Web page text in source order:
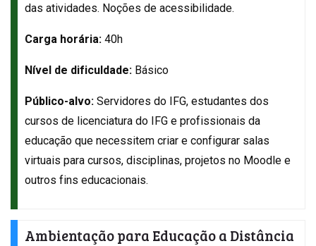
das atividades. Noções de acessibilidade.
Carga horária: 40h
Nível de dificuldade: Básico
Público-alvo: Servidores do IFG, estudantes dos
cursos de licenciatura do IFG e profissionais da
educação que necessitem criar e configurar salas
virtuais para cursos, disciplinas, projetos no Moodle e
outros fins educacionais.
Ambientação para Educação a Distância